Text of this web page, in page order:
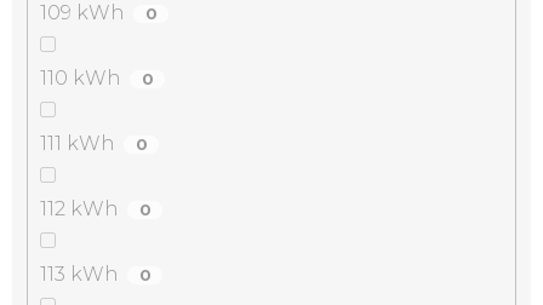
109 kWh 0
110 kWh 0
111 kWh 0
112 kWh 0
113 kWh 0